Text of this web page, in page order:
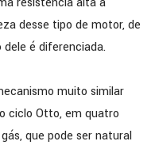
desse tipo de motor, de
dele é diferenciada.
muito similar
ciclo Otto, em quatro
que pode ser natural